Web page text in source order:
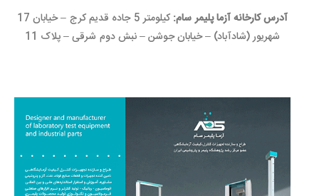
آدرس کارخانه آزما پلیمر سام:
کیلومتر 5 جاده قدیم کرج – خیابان 17
شهریور (شادآباد) – خیابان جوشن – نبش دوم شرقی – پلاک 11